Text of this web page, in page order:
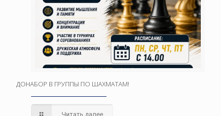
ДОНАБОР В ГРУППЫ ПО ШАХМАТАМ!
Читать далее